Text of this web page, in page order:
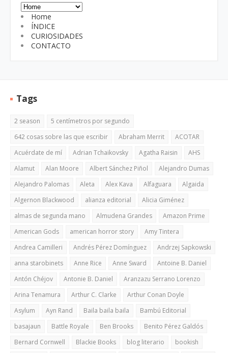
Home
ÍNDICE
CURIOSIDADES
CONTACTO
Tags
2 season
5 centímetros por segundo
642 cosas sobre las que escribir
Abraham Merrit
ACOTAR
Acuérdate de mí
Adrian Tchaikovsky Agatha Raisin
AHS
Alamut
Alan Moore Albert Sánchez Piñol
Alejandro Dumas
Alejandro Palomas
Aleta Alex Kava Alfaguara
Algaida
Algernon Blackwood
alianza editorial
Alicia Giménez
almas de segunda mano
Almudena Grandes
Amazon Prime
American Gods
american horror story
Amy Tintera
Andrea Camilleri
Andrés Pérez Domínguez
Andrzej Sapkowski
anna starobinets
Anne Rice Anne Sward
Antoine B. Daniel
Antón Chéjov
Antonie B. Daniel
Aranzazu Serrano Lorenzo
Arina Tenamura
Arthur C. Clarke
Arthur Conan Doyle
Asylum
Ayn Rand Baila baila baila
Bambú Editorial
basajaun
Battle Royale Ben Brooks
Benito Pérez Galdós
Bernard Cornwell
Blackie Books blog literario
bookish